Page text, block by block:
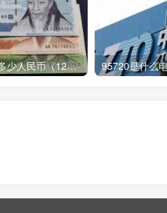
120万韩元是多少人民币（120万韩元多少钱）